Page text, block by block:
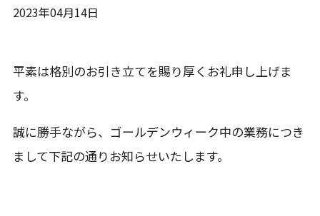
2023年04月14日
平素は格別のお引き立てを賜り厚くお礼申し上げま
す。
誠に勝手ながら、ゴールデンウィーク中の業務につき
まして下記の通りお知らせいたします。